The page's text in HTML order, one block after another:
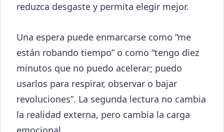
reduzca desgaste y permita elegir mejor.
Una espera puede enmarcarse como “me
están robando tiempo” o como “tengo diez
minutos que no puedo acelerar; puedo
usarlos para respirar, observar o bajar
revoluciones”. La segunda lectura no cambia
la realidad externa, pero cambia la carga